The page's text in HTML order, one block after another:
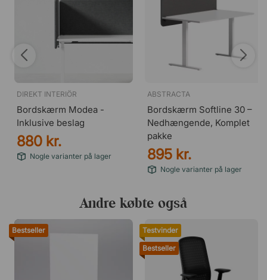
DIREKT INTERIÖR
Bordskærm Modea -
Inklusive beslag
880 kr.
Nogle varianter på lager
ABSTRACTA
Bordskærm Softline 30 –
Nedhængende, Komplet
pakke
895 kr.
Nogle varianter på lager
Andre købte også
Bestseller
Testvinder
Bestseller